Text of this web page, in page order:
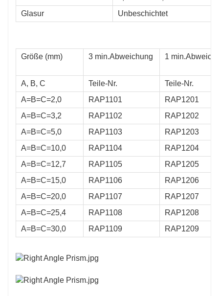
Glasur
Unbeschichtet
Größe (mm) 3 min.Abweichung 1
A, B, C Teile-Nr.
Teile-Nr.
A=B=C=2,0
RAP1101
RAP1201
A=B=C=3,2
RAP1102
RAP1202
A=B=C=5,0
RAP1103
RAP1203
A=B=C=10,0
RAP1104
RAP1204
A=B=C=12,7
RAP1105
RAP1205
A=B=C=15,0
RAP1106
RAP1206
A=B=C=20,0
RAP1107
RAP1207
A=B=C=25,4
RAP1108
RAP1208
A=B=C=30,0
RAP1109 RAP1209